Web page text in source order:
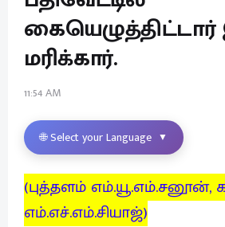
மரிக்கார்.
11:54 AM
🌐 Select your Language ▼
(புத்தளம் எம்.யூ.எம்.சனூன்,
எம்.எச்.எம்.சியாஜ்)